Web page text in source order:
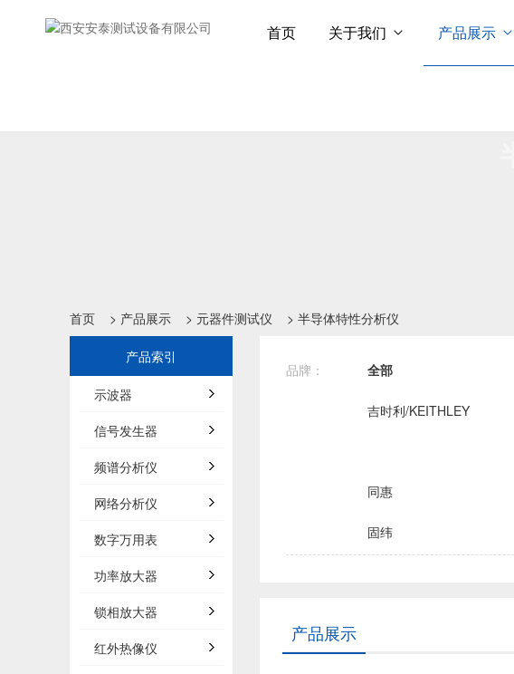
首页 关于我们 产品展示
首页 > 产品展示 > 元器件测试仪 > 半导体特性分析仪
产品索引
示波器
信号发生器
频谱分析仪
网络分析仪
数字万用表
功率放大器
锁相放大器
红外热像仪
品牌： 全部
吉时利/KEITHLEY
同惠
固纬
产品展示